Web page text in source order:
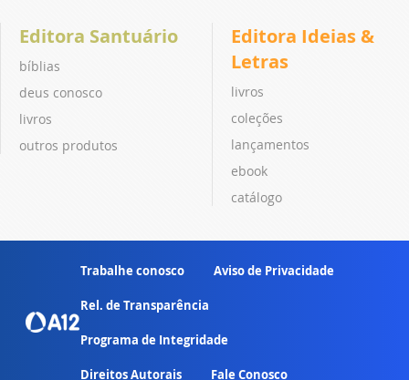
Editora Santuário
bíblias
deus conosco
livros
outros produtos
Editora Ideias &
Letras
livros
coleções
lançamentos
ebook
catálogo
Trabalhe conosco Aviso de Privacidade
Rel. de Transparência
Programa de Integridade
Direitos Autorais Fale Conosco